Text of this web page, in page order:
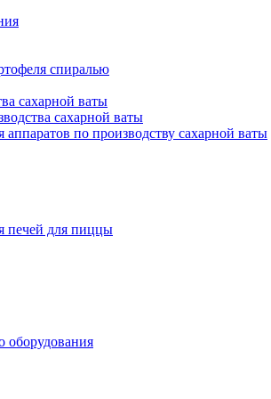
спиралью
сахарной ваты
сахарной ваты
по производству сахарной ваты
печей для пиццы
оборудования